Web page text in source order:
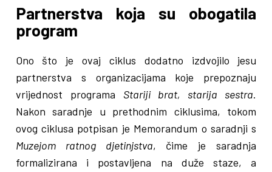
Partnerstva koja su obogatila
program
Ono što je ovaj ciklus dodatno izdvojilo jesu
partnerstva s organizacijama koje prepoznaju
vrijednost programa Stariji brat, starija sestra.
Nakon saradnje u prethodnim ciklusima, tokom
ovog ciklusa potpisan je Memorandum o saradnji s
Muzejom ratnog djetinjstva, čime je saradnja
formalizirana i postavljena na duže staze, a